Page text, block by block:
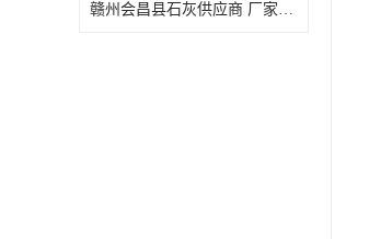
赣州会昌县石灰供应商 厂家供应